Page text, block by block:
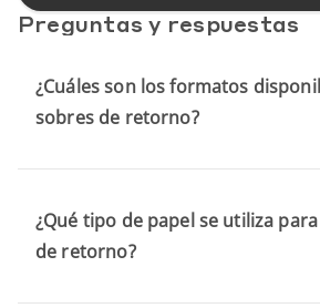
Preguntas y respuestas
¿Cuáles son los formatos
sobres de retorno?
¿Qué tipo de papel se utiliza
de retorno?